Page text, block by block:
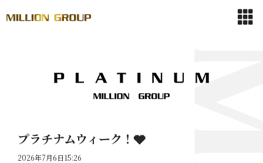
プラチナムウィーク！🩶
2026年7月6日15:26